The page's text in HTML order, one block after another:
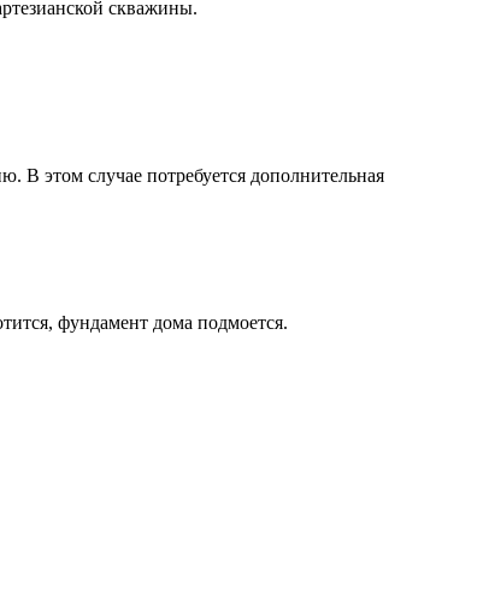
скважины.
В этом случае потребуется дополнительная
фундамент дома подмоется.